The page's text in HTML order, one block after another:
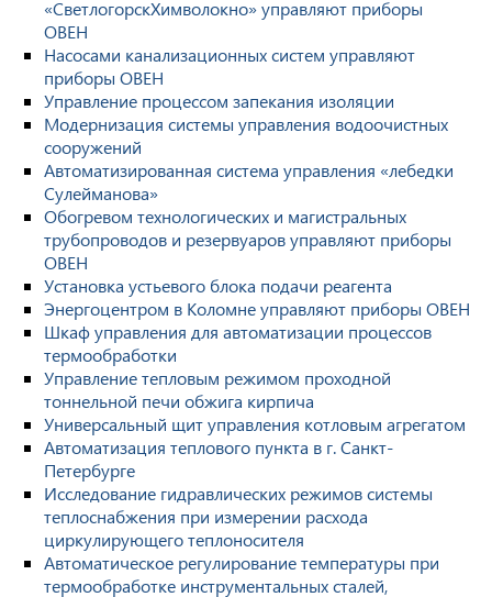
«СветлогорскХимволокно» управляют приборы
ОВЕН
Насосами канализационных систем управляют
приборы ОВЕН
Управление процессом запекания изоляции
Модернизация системы управления водоочистных
сооружений
Автоматизированная система управления «лебедки
Сулейманова»
Обогревом технологических и магистральных
трубопроводов и резервуаров управляют приборы
ОВЕН
Установка устьевого блока подачи реагента
Энергоцентром в Коломне управляют приборы ОВЕН
Шкаф управления для автоматизации процессов
термообработки
Управление тепловым режимом проходной
тоннельной печи обжига кирпича
Универсальный щит управления котловым агрегатом
Автоматизация теплового пункта в г. Санкт-
Петербурге
Исследование гидравлических режимов системы
теплоснабжения при измерении расхода
циркулирующего теплоносителя
Автоматическое регулирование температуры при
термообработке инструментальных сталей,